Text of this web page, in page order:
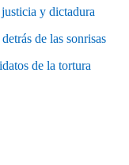
y dictadura
de las sonrisas
de la tortura